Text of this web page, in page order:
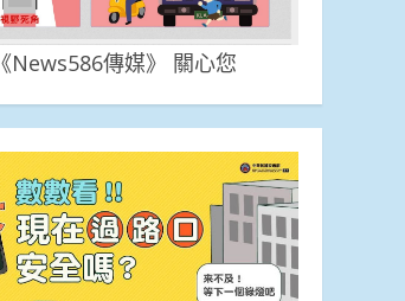
《News586傳媒》 關心您